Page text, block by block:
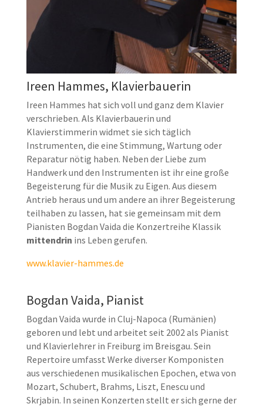
Ireen Hammes, Klavierbauerin
Ireen Hammes hat sich voll und ganz dem Klavier
verschrieben. Als Klavierbauerin und
Klavierstimmerin widmet sie sich täglich
Instrumenten, die eine Stimmung, Wartung oder
Reparatur nötig haben. Neben der Liebe zum
Handwerk und den Instrumenten ist ihr eine große
Begeisterung für die Musik zu Eigen. Aus diesem
Antrieb heraus und um andere an ihrer Begeisterung
teilhaben zu lassen, hat sie gemeinsam mit dem
Pianisten Bogdan Vaida die Konzertreihe Klassik
mittendrin ins Leben gerufen.
www.klavier-hammes.de
Bogdan Vaida, Pianist
Bogdan Vaida wurde in Cluj-Napoca (Rumänien)
geboren und lebt und arbeitet seit 2002 als Pianist
und Klavierlehrer in Freiburg im Breisgau. Sein
Repertoire umfasst Werke diverser Komponisten
aus verschiedenen musikalischen Epochen, etwa von
Mozart, Schubert, Brahms, Liszt, Enescu und
Skrjabin. In seinen Konzerten stellt er sich gerne der